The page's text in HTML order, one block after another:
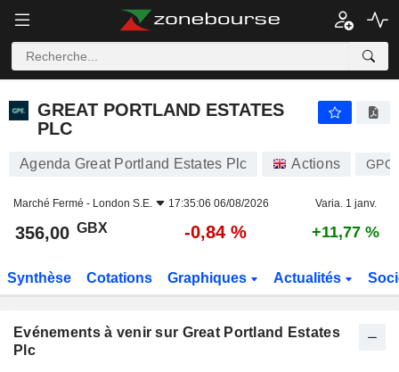
GREAT PORTLAND ESTATES PLC
GREAT PORTLAND ESTATES
PLC
Agenda Great Portland Estates Plc Actions
Marché Fermé - London S.E. 17:35:06 06/08/2026 Varia. 1 janv.
356,00 GBX -0,84 % +11,77 %
Synthèse Cotations Graphiques Actualités
Evénements à venir sur Great Portland Estates
Plc